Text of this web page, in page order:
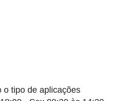
o tipo de aplicações